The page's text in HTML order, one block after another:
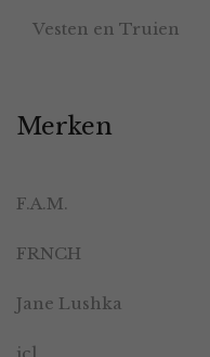
Vesten en Truien
Merken
F.A.M.
FRNCH
Jane Lushka